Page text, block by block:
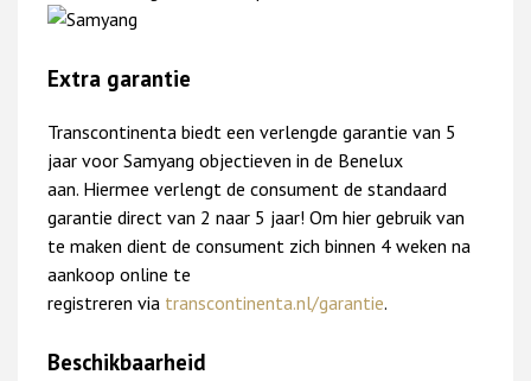
Extra garantie
Transcontinenta biedt een verlengde garantie van 5
jaar voor Samyang objectieven in de Benelux
aan. Hiermee verlengt de consument de standaard
garantie direct van 2 naar 5 jaar! Om hier gebruik van
te maken dient de consument zich binnen 4 weken na
aankoop online te
registreren via transcontinenta.nl/garantie.
Beschikbaarheid